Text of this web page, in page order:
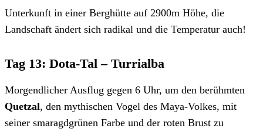
Unterkunft in einer Berghütte auf 2900m Höhe, die
Landschaft ändert sich radikal und die Temperatur auch!
Tag 13: Dota-Tal – Turrialba
Morgendlicher Ausflug gegen 6 Uhr, um den berühmten
Quetzal, den mythischen Vogel des Maya-Volkes, mit
seiner smaragdgrünen Farbe und der roten Brust zu